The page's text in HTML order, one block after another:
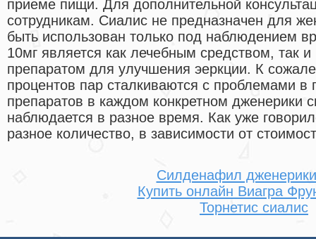
приеме пищи. Для дополнительной
сотрудникам. Сиалис не предназначен для
быть использован только под наблюдением
10мг является как лечебным средством, так
препаратом для улучшения эеркции. К
процентов пар сталкиваются с проблемами
препаратов в каждом конкретном дженерики
наблюдается в разное время. Как уже
разное количество, в зависимости от
Силденафил
Купить онлайн Виагра
Торнетис сиалис